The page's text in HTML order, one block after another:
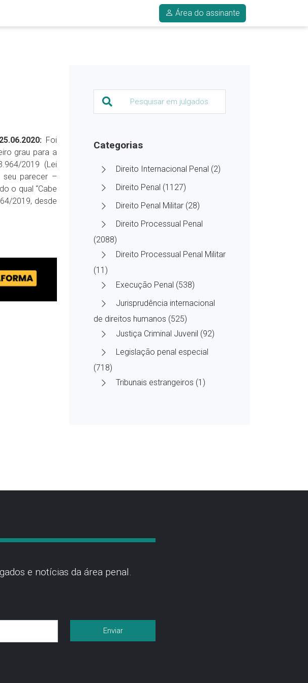
Área do assinante
Foi
grau para a
2019 (Lei
seu parecer –
o qual “Cabe
2019, desde
Categorias
Direito Internacional Penal (2)
Direito Penal (1127)
Direito Penal Militar (28)
Direito Processual Penal
(2088)
Direito Processual Penal Militar
(11)
Execução Penal (538)
Jurisprudência internacional
de direitos humanos (525)
Justiça Criminal Juvenil (92)
Legislação penal especial
(718)
Tribunais estrangeiros (1)
e notícias da área penal.